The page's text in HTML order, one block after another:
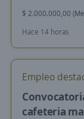
$ 2.000.000,00
Hace 14 horas
Empleo
cafeteria